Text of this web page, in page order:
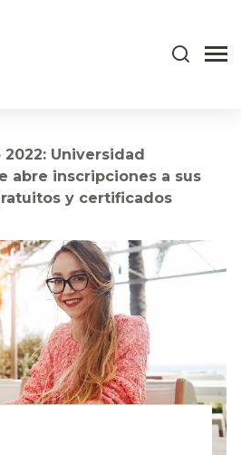
2022: Universidad
abre inscripciones a sus
y certificados